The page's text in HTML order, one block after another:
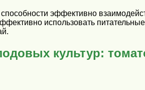
эффективно
использовать
культур: